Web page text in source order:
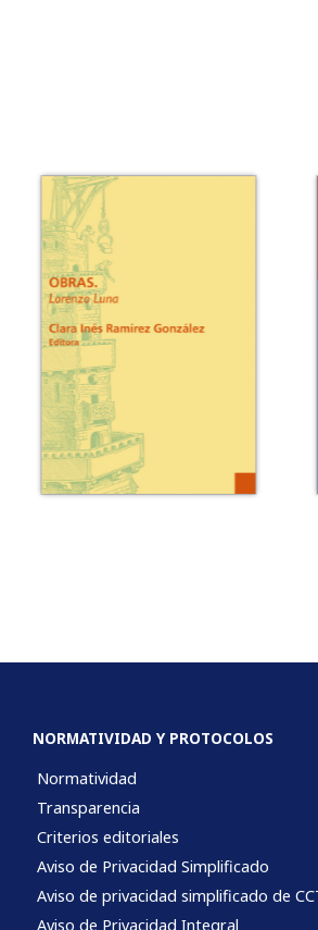
NORMATIVIDAD Y PROTOCOLOS
Normatividad
Transparencia
Criterios editoriales
Aviso de Privacidad Simplificado
Aviso de privacidad simplificado de
Aviso de Privacidad Integral